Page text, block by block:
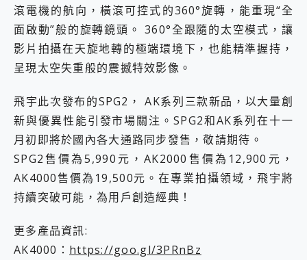
滾電機的航向，橫滾可控式的360°旋轉，能重現“全
面啟動”般的旋轉鏡頭。 360°全跟隨的太空模式，讓
影片拍攝在天旋地轉的極端環境下，也能精準握持，
呈現太空失重般的震撼特效影像。
飛宇此次發布的SPG2， AK系列三款新品，以大量創
新與優異性能引發市場關注。SPG2和AK系列在十一
月初即將於國內各大通路同步發售，敬請期待。
SPG2售價為5,990元，AK2000售價為12,900元，
AK4000售價為19,500元。在專業拍攝領域，飛宇將
持續突破可能，為用戶創造經典！
更多產品資訊:
AK4000： https://goo.gl/3PRnBz